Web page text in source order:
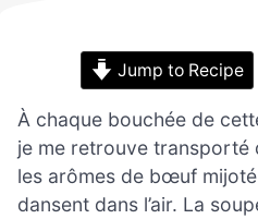
Jump to Recipe
À chaque bouchée de
je me retrouve transporté
les arômes de bœuf
dansent dans l’air. La